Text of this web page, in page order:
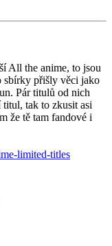
All the anime, to jsou
sbírky přišly věci jako
Pár titulů od nich
tak to zkusit asi
že tě tam fandové i
limited-titles